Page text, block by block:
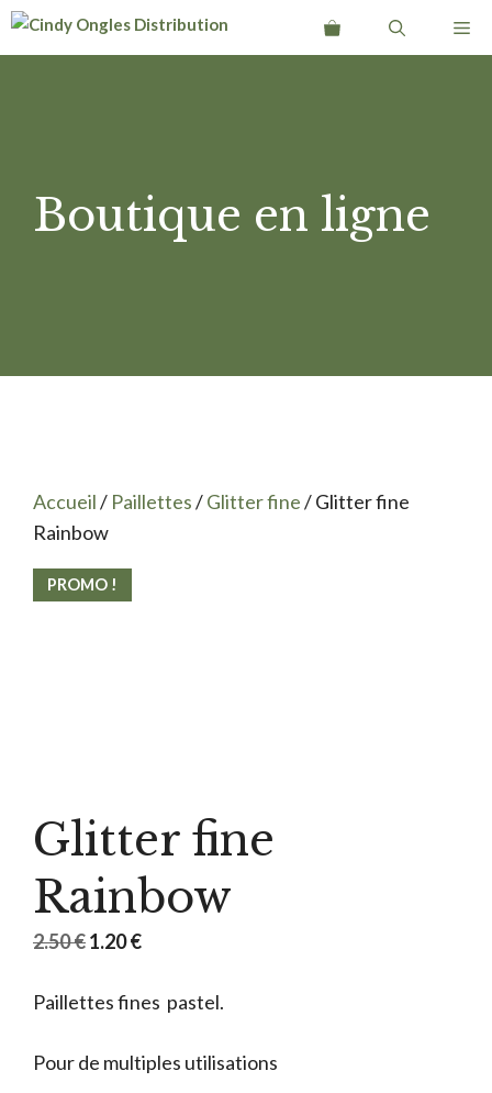
Aller
Boutique en ligne
Accueil/ Paillettes/Glitter fine/ Glitter fine
Rainbow
PROMO !
Glitter fine
Rainbow
2.50€Le
initial
2.50 €.
1.20€Le
actuel
1.20 €.
Paillettes fines pastel.
Pour de multiples utilisations